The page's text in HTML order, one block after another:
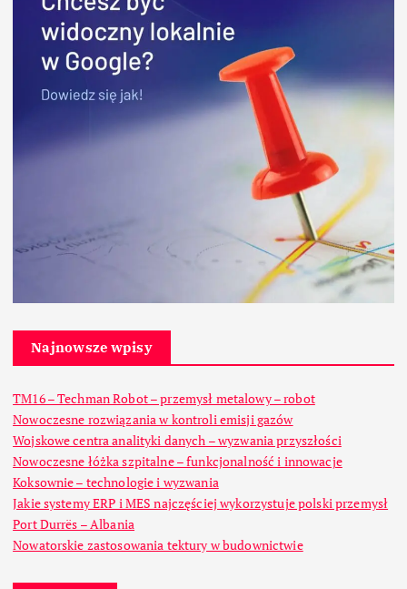
Najnowsze wpisy
TM16 – Techman Robot – przemysł metalowy – robot
Nowoczesne rozwiązania w kontroli emisji gazów
Wojskowe centra analityki danych – wyzwania przyszłości
Nowoczesne łóżka szpitalne – funkcjonalność i innowacje
Koksownie – technologie i wyzwania
Jakie systemy ERP i MES najczęściej wykorzystuje polski przemysł
Port Durrës – Albania
Nowatorskie zastosowania tektury w budownictwie